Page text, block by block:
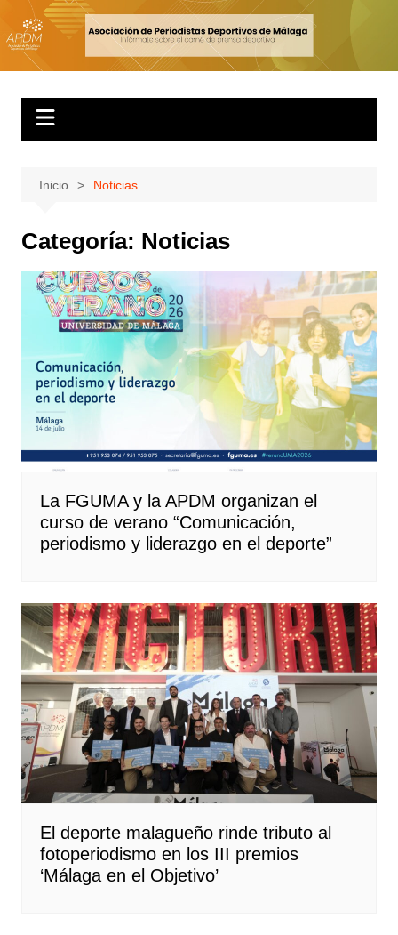
Inicio Noticias
Categoría: Noticias
La FGUMA y la APDM organizan el
curso de verano “Comunicación,
periodismo y liderazgo en el deporte”
El deporte malagueño rinde tributo al
fotoperiodismo en los III premios
‘Málaga en el Objetivo’